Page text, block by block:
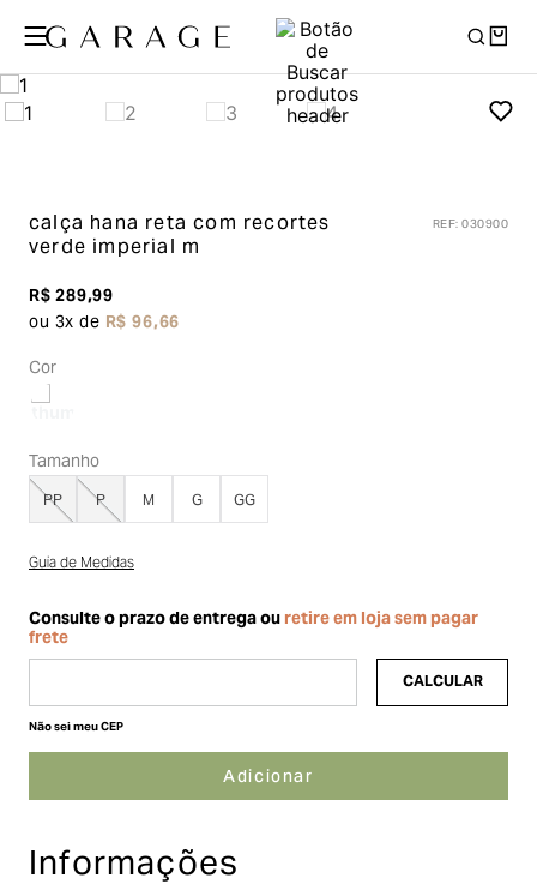
calça hana reta com recortes
verde imperial m
REF:030900
R$289,99
ou 3x de R$96,66
Cor
Tamanho
PP P M G GG
Guia de Medidas
Não sei meu CEP
Informações